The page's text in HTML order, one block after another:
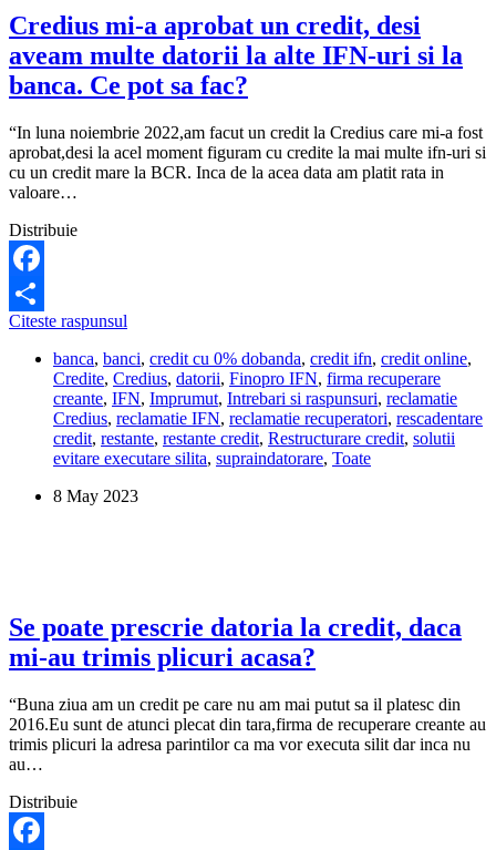
Credius mi-a aprobat un credit, desi
aveam multe datorii la alte IFN-uri si la
banca. Ce pot sa fac?
“In luna noiembrie 2022,am facut un credit la Credius care mi-a fost
aprobat,desi la acel moment figuram cu credite la mai multe ifn-uri si
cu un credit mare la BCR. Inca de la acea data am platit rata in
valoare…
Distribuie
Facebook
Share
Citeste raspunsul
a
aprobat
un
credit,
desi
aveam
datorii
banca.
Ce
sa
fac?
banca, banci, credit cu 0% dobanda, credit ifn, credit online,
Credite, Credius, datorii, Finopro IFN, firma recuperare
creante, IFN, Imprumut, Intrebari si raspunsuri, reclamatie
Credius, reclamatie IFN, reclamatie recuperatori, rescadentare
credit, restante, restante credit, Restructurare credit, solutii
evitare executare silita, supraindatorare, Toate
8 May 2023
Se poate prescrie datoria la credit, daca
mi-au trimis plicuri acasa?
“Buna ziua am un credit pe care nu am mai putut sa il platesc din
2016.Eu sunt de atunci plecat din tara,firma de recuperare creante au
trimis plicuri la adresa parintilor ca ma vor executa silit dar inca nu
au…
Distribuie